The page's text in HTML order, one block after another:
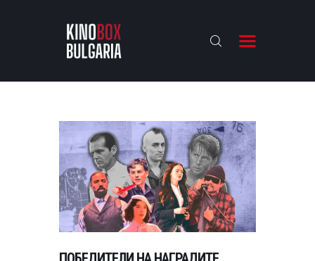
KINOBOX BULGARIA
АНАЛИЗИ
БАХТИ НАГРАДИТЕ
ИНТЕРВЮТА
ЗА НАС